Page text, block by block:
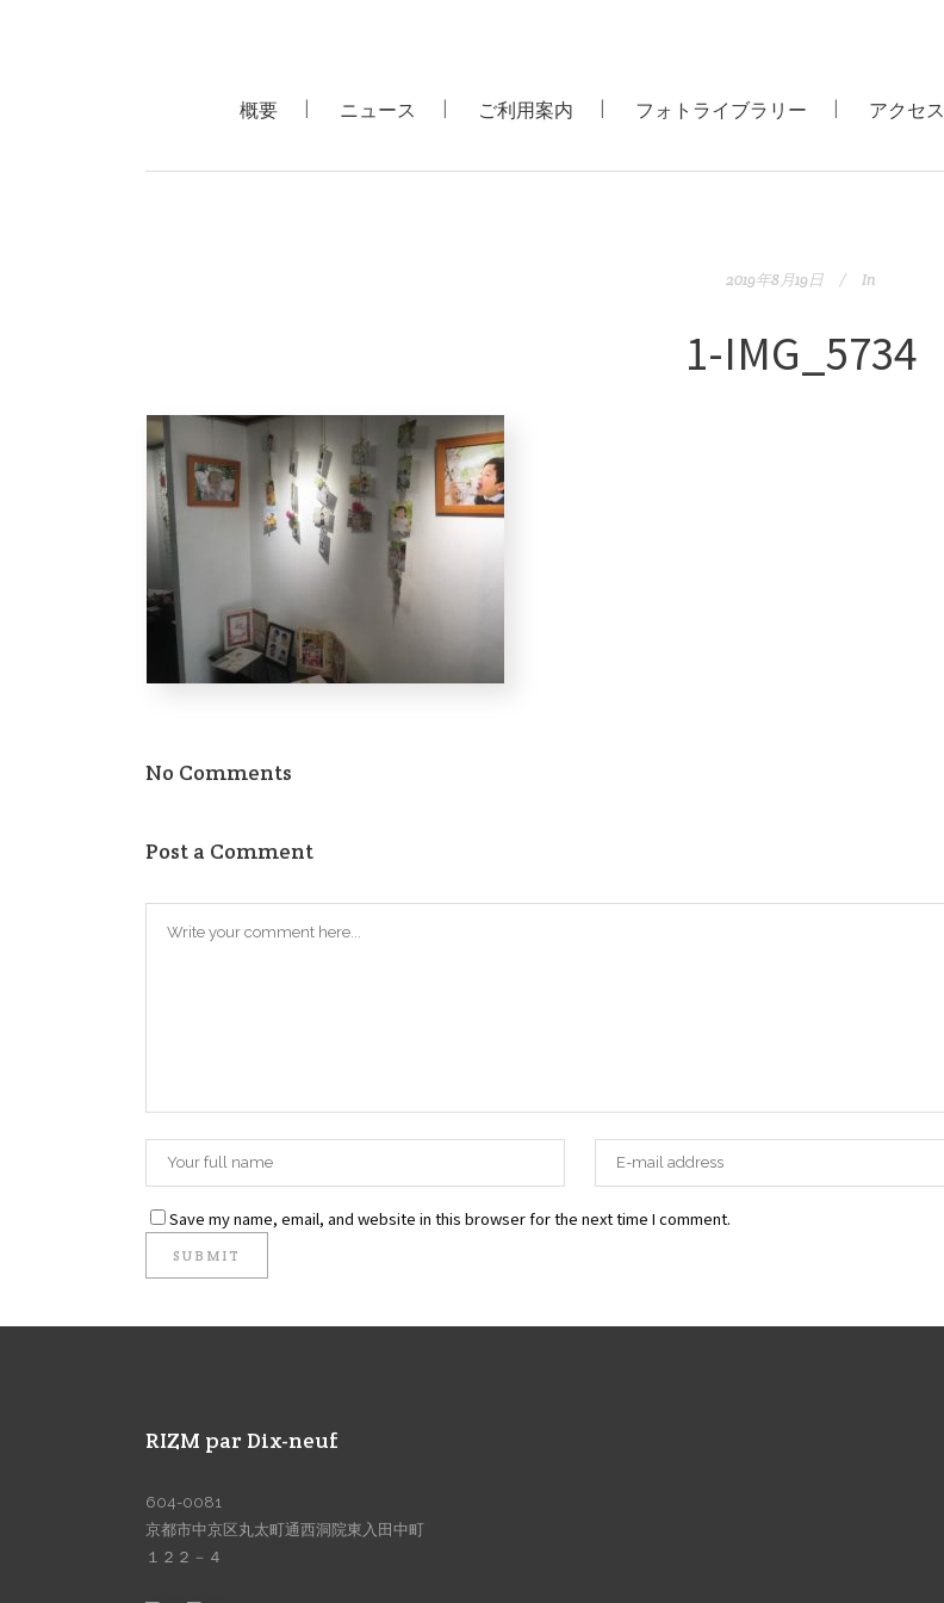
概要 ニュース ご利用案内 フォトライブラリー アクセス
2019年8月19日 In
1-IMG_5734
No Comments
Post a Comment
Save my name, email, and website in this browser for the next time I comment.
RIZM par Dix-neuf
604-0081
京都市中京区丸太町通西洞院東入田中町
１２２－４